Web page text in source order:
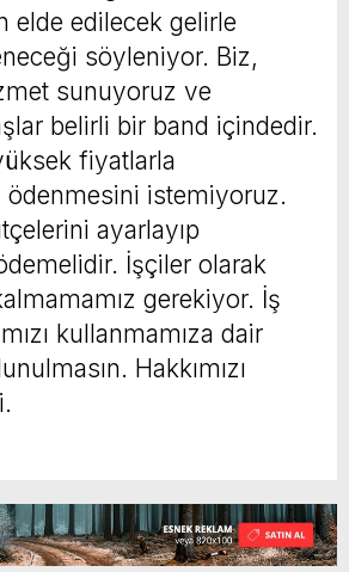
elde edilecek gelirle
söyleniyor. Biz,
sunuyoruz ve
belirli bir band içindedir.
fiyatlarla
ödenmesini istemiyoruz.
ayarlayıp
İşçiler olarak
gerekiyor. İş
kullanmamıza dair
Hakkımızı